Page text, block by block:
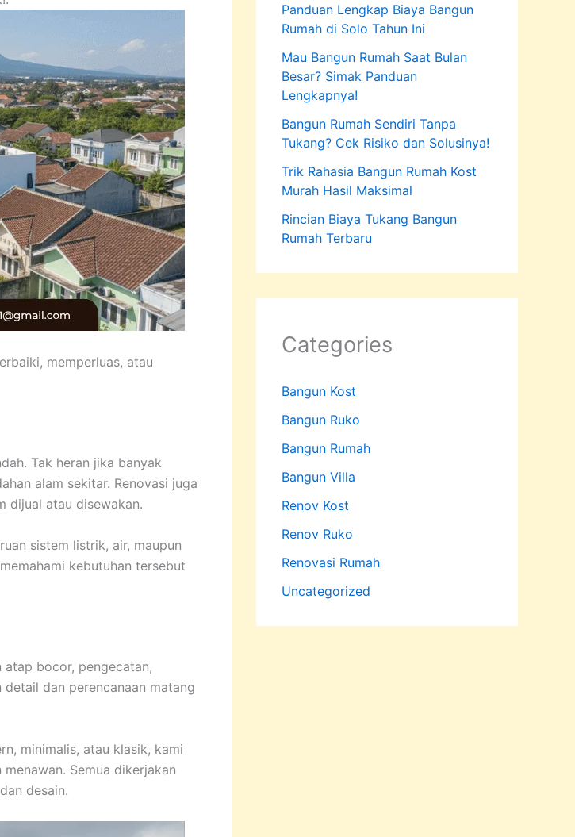
memperluas, atau
Tak heran jika banyak
alam sekitar. Renovasi juga
dijual atau disewakan.
sistem listrik, air, maupun
kebutuhan tersebut
atap bocor, pengecatan,
dan perencanaan matang
minimalis, atau klasik, kami
Semua dikerjakan
desain.
Panduan Lengkap Biaya Bangun
Rumah di Solo Tahun Ini
Mau Bangun Rumah Saat Bulan
Besar? Simak Panduan
Lengkapnya!
Bangun Rumah Sendiri Tanpa
Tukang? Cek Risiko dan Solusinya!
Trik Rahasia Bangun Rumah Kost
Murah Hasil Maksimal
Rincian Biaya Tukang Bangun
Rumah Terbaru
Categories
Bangun Kost
Bangun Ruko
Bangun Rumah
Bangun Villa
Renov Kost
Renov Ruko
Renovasi Rumah
Uncategorized